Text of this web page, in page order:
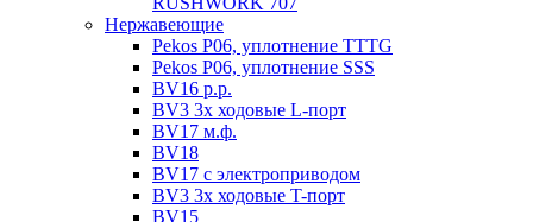
Нержавеющие
Pekos P06, уплотнение ТТТG
Pekos P06, уплотнение SSS
BV16 р.р.
BV3 3х ходовые L-порт
BV17 м.ф.
BV18
BV17 с электроприводом
BV3 3х ходовые T-порт
BV15